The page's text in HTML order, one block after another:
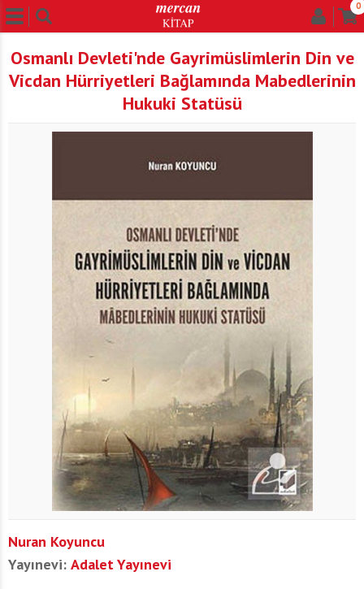
0
Osmanlı Devleti'nde Gayrimüslimlerin Din ve
Vicdan Hürriyetleri Bağlamında Mabedlerinin
Hukuki Statüsü
Nuran Koyuncu
Yayınevi: Adalet Yayınevi